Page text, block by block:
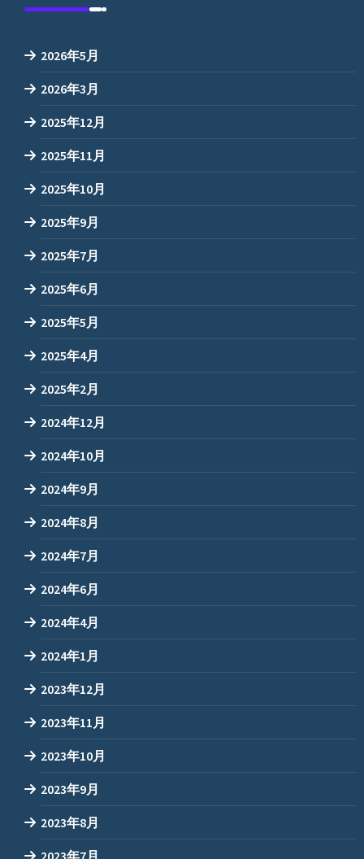
2026年5月
2026年3月
2025年12月
2025年11月
2025年10月
2025年9月
2025年7月
2025年6月
2025年5月
2025年4月
2025年2月
2024年12月
2024年10月
2024年9月
2024年8月
2024年7月
2024年6月
2024年4月
2024年1月
2023年12月
2023年11月
2023年10月
2023年9月
2023年8月
2023年7月